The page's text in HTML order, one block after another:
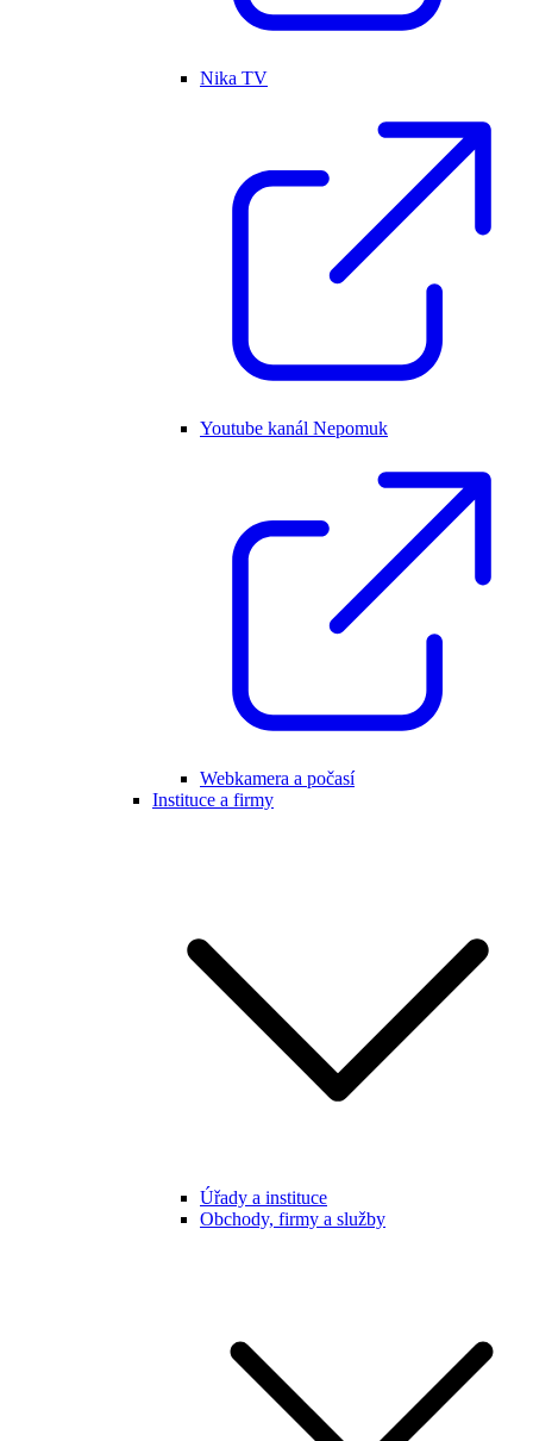
Nika TV
Youtube kanál Nepomuk
Webkamera a počasí
Instituce a firmy
Úřady a instituce
Obchody, firmy a služby